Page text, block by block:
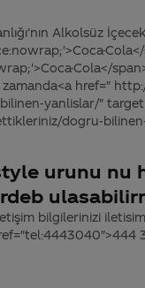
Alkolsüz
Cola</
Cola</
href="
yanlislar/"
dogru-bilinen-
urunu nu
bilgilerinizi